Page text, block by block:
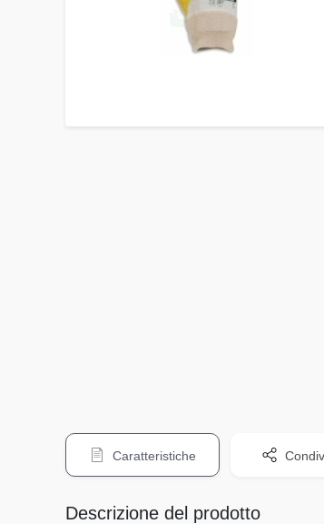
Caratteristiche
Descrizione del prodotto